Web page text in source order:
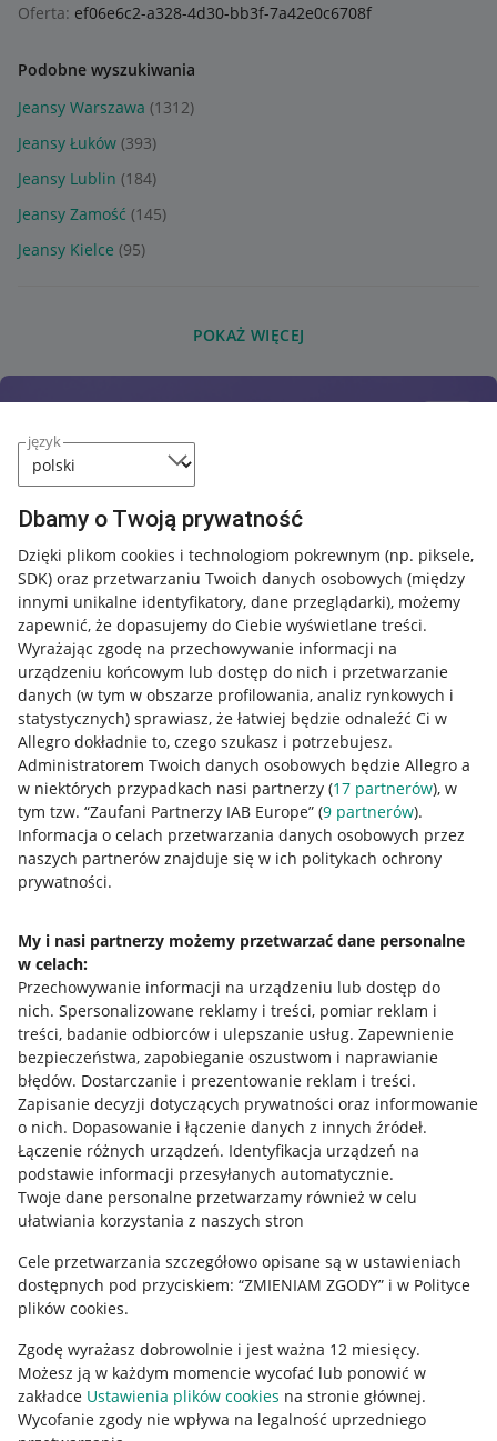
język
Dbamy o Twoją prywatność
Dzięki plikom cookies i technologiom pokrewnym (np. piksele,
SDK) oraz przetwarzaniu Twoich danych osobowych (między
innymi unikalne identyfikatory, dane przeglądarki), możemy
zapewnić, że dopasujemy do Ciebie wyświetlane treści.
Wyrażając zgodę na przechowywanie informacji na
urządzeniu końcowym lub dostęp do nich i przetwarzanie
danych (w tym w obszarze profilowania, analiz rynkowych i
statystycznych) sprawiasz, że łatwiej będzie odnaleźć Ci w
Allegro dokładnie to, czego szukasz i potrzebujesz.
Administratorem Twoich danych osobowych będzie Allegro a
w niektórych przypadkach nasi partnerzy (17 partnerów), w
tym tzw. “Zaufani Partnerzy IAB Europe” (9 partnerów).
Informacja o celach przetwarzania danych osobowych przez
naszych partnerów znajduje się w ich politykach ochrony
prywatności.
My i nasi partnerzy możemy przetwarzać dane personalne
w celach:
Przechowywanie informacji na urządzeniu lub dostęp do
nich. Spersonalizowane reklamy i treści, pomiar reklam i
treści, badanie odbiorców i ulepszanie usług. Zapewnienie
bezpieczeństwa, zapobieganie oszustwom i naprawianie
błędów. Dostarczanie i prezentowanie reklam i treści.
Zapisanie decyzji dotyczących prywatności oraz informowanie
o nich. Dopasowanie i łączenie danych z innych źródeł.
Łączenie różnych urządzeń. Identyfikacja urządzeń na
podstawie informacji przesyłanych automatycznie.
Twoje dane personalne przetwarzamy również w celu
ułatwiania korzystania z naszych stron
Cele przetwarzania szczegółowo opisane są w ustawieniach
dostępnych pod przyciskiem: “ZMIENIAM ZGODY” i w Polityce
plików cookies.
Zgodę wyrażasz dobrowolnie i jest ważna 12 miesięcy.
Możesz ją w każdym momencie wycofać lub ponowić w
zakładce Ustawienia plików cookies na stronie głównej.
Wycofanie zgody nie wpływa na legalność uprzedniego
Oferta: ef06e6c2-a328-4d30-bb3f-7a42e0c6708f
Podobne wyszukiwania
Jeansy Warszawa (1312)
Jeansy Łuków (393)
Jeansy Lublin (184)
Jeansy Zamość (145)
Jeansy Kielce (95)
POKAŻ WIĘCEJ
Przydatne informacje
Jak to działa
Allegro Gadane dla sprzedających
Allegro Gadane dla kupujących
Mapa miejscowości
Informacje prawne
Regulamin
Polityka plików "cookies"
Ustawienia plików "cookies"
Udostępnianie lokalizacji
Informacje dla Aktu o Usługach Cyfrowych
Pobierz aplikację